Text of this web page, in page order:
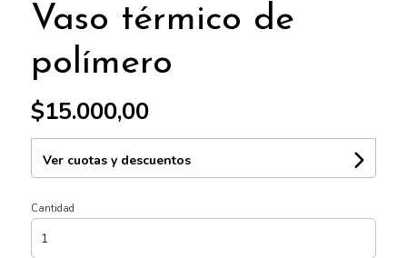
Vaso térmico de
polímero
$15.000,00
Ver cuotas y descuentos
Cantidad